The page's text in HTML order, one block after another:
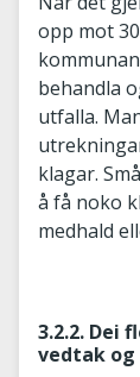
opp mot
behandla
utfalla.
klagar.
å få noko
medhald
3.2.2. Dei
vedtak